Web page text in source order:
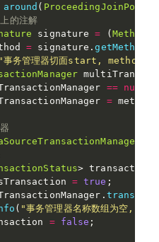
around ( ProceedingJoinPoint
的注解
signature = (
= signature .getMethod
"事务管理器切面start,
== null
= method
>
= true ;
.
( "事务管理器名称数组为空,
= false ;